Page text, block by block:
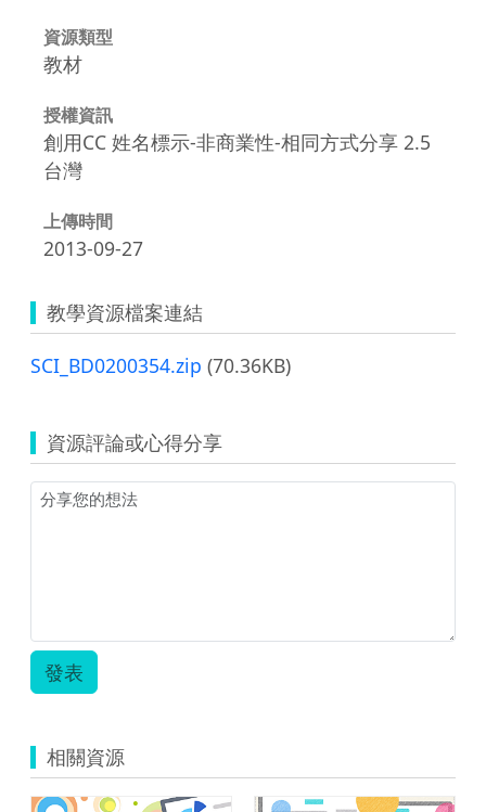
資源類型
教材
授權資訊
創用CC 姓名標示-非商業性-相同方式分享 2.5
台灣
上傳時間
2013-09-27
教學資源檔案連結
SCI_BD0200354.zip (70.36KB)
資源評論或心得分享
發表
相關資源